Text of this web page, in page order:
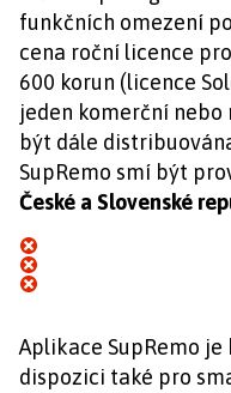
funkčních omezení
cena roční licence
600 korun (licence
jeden komerční
být dále
SupRemo smí být
České a Slovenské
Aplikace SupRemo
dispozici také pro